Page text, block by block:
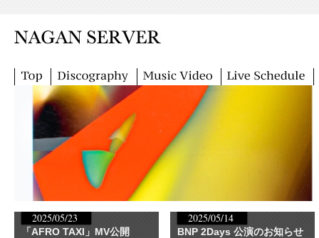
2025/05/23
「AFRO TAXI」MV公開
2025/05/14
BNP 2Days 公演のお知らせ